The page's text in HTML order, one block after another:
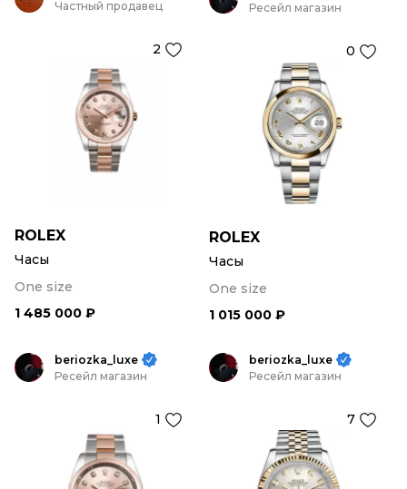
Частный продавец
2
ROLEX
Часы
One size
1 485 000 ₽
Ресейл магазин
0
ROLEX
Часы
One size
1 015 000 ₽
beriozka_luxe
Ресейл магазин
1
beriozka_luxe
Ресейл магазин
7